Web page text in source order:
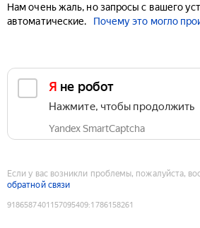
Нам очень жаль, но запросы с вашего
автоматические.
Почему это могло
Я не робот
Нажмите, чтобы продолжить
Yandex SmartCaptcha
Если у вас возникли проблемы, пожалуйста,
обратной связи
9186587401157095409:1786158261